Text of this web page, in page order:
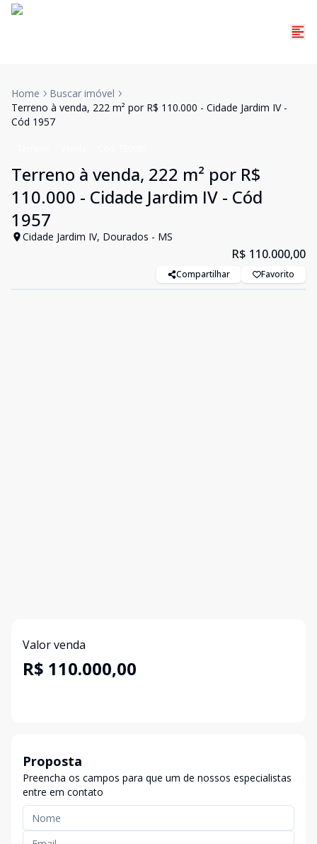
Home
Buscar imóvel
Terreno à venda, 222 m² por R$ 110.000 - Cidade Jardim IV -
Cód 1957
Terreno à venda, 222 m² por R$
110.000 - Cidade Jardim IV - Cód
1957
Cidade Jardim IV, Dourados - MS
R$ 110.000,00
Compartilhar Favorito
Valor venda
R$ 110.000,00
Proposta
Preencha os campos para que um de nossos especialistas
entre em contato